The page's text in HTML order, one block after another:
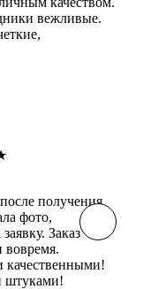
вежливые.
получения
фото,
Заказ
вовремя.
качественными!
штуками!